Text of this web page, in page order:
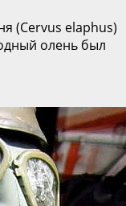
(Cervus elaphus)
олень был